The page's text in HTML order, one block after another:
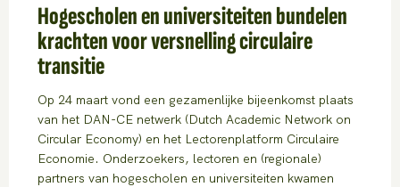
Hogescholen en universiteiten bundelen
krachten voor versnelling circulaire
transitie
Op 24 maart vond een gezamenlijke bijeenkomst plaats
van het DAN-CE netwerk (Dutch Academic Network on
Circular Economy) en het Lectorenplatform Circulaire
Economie. Onderzoekers, lectoren en (regionale)
partners van hogescholen en universiteiten kwamen